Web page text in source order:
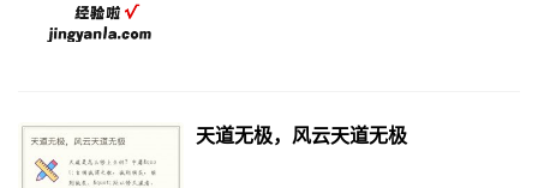
天道无极，风云天道无极